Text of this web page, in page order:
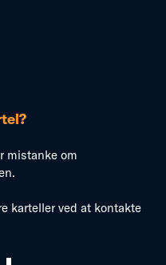
mistanke om
karteller ved at kontakte